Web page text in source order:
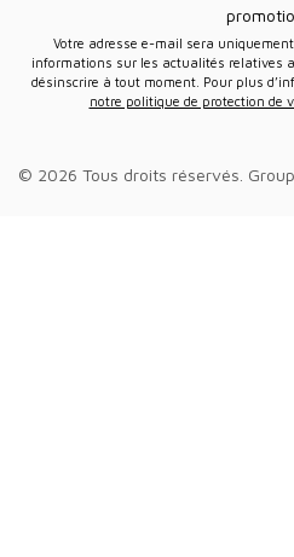
Votre adresse e-mail sera uniquement utilisée pour vous envoyer des
informations sur les actualités relatives
désinscrire à tout moment. Pour plus
notre politique de protection de
© 2026 Tous droits réservés.